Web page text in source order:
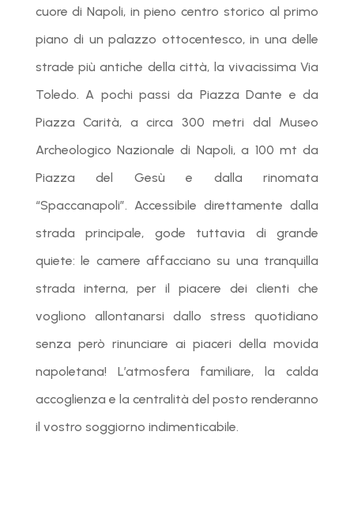
cuore di Napoli, in pieno centro storico al primo
piano di un palazzo ottocentesco, in una delle
strade più antiche della città, la vivacissima Via
Toledo. A pochi passi da Piazza Dante e da
Piazza Carità, a circa 300 metri dal Museo
Archeologico Nazionale di Napoli, a 100 mt da
Piazza del Gesù e dalla rinomata
“Spaccanapoli”. Accessibile direttamente dalla
strada principale, gode tuttavia di grande
quiete: le camere affacciano su una tranquilla
strada interna, per il piacere dei clienti che
vogliono allontanarsi dallo stress quotidiano
senza però rinunciare ai piaceri della movida
napoletana! L’atmosfera familiare, la calda
accoglienza e la centralità del posto renderanno
il vostro soggiorno indimenticabile.